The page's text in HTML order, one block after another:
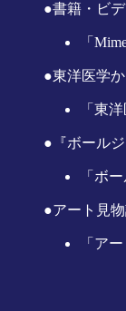
●書籍・ビ
「
●東洋医学
「東
●『ボール
「ボ
●アート見
「ア